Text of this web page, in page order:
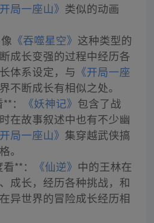
开局一座山》 类似的动画
《吞噬星空》 这种类型的
成长变强的过程中经历各
体系设定，与 《开局一座
不断成长有相似之处。
：
《妖神记》 包含了战
在故事叙述中也有不少幽
开局一座山》 集穿越武侠搞
。
**：
《仙逆》 中的王林在
成长，经历各种挑战，和
异世界的冒险成长经历相